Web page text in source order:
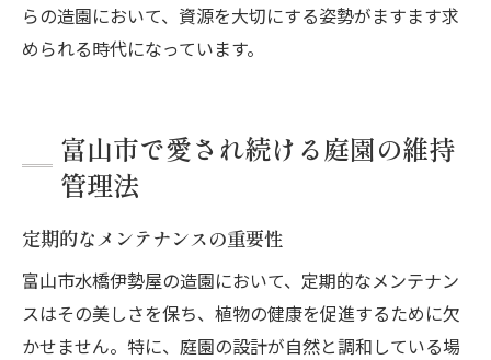
らの造園において、資源を大切にする姿勢がますます求
められる時代になっています。
富山市で愛され続ける庭園の維持
管理法
定期的なメンテナンスの重要性
富山市水橋伊勢屋の造園において、定期的なメンテナン
スはその美しさを保ち、植物の健康を促進するために欠
かせません。特に、庭園の設計が自然と調和している場